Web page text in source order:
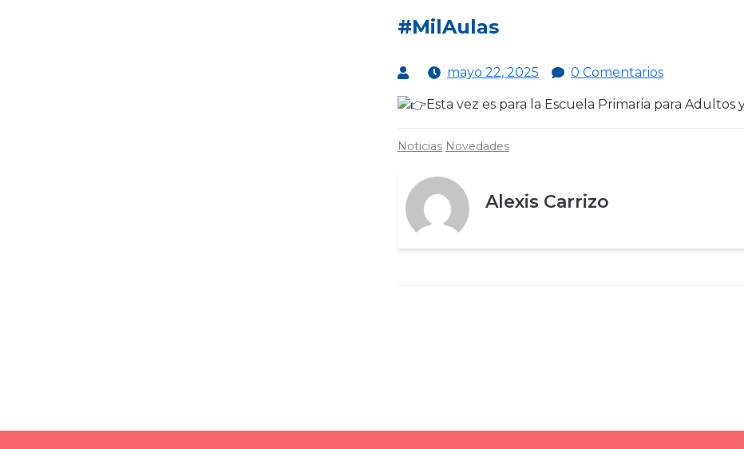
#MilAulas
mayo 22, 2025 0 Comentarios
Esta vez es para la Escuela Primaria para Adultos
Noticias Novedades
Alexis Carrizo